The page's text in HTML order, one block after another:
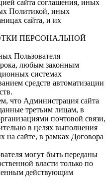
сайта соглашения, иных
Политикой, иных
сайта, и их
ПЕРСОНАЛЬНОЙ
Пользователя
любым законным
системах
средств автоматизации
что Администрация сайта
третьим лицам, в
почтовой связи,
в целях выполнения
на сайте, в рамках Договора
могут быть переданы
власти только по
действующим